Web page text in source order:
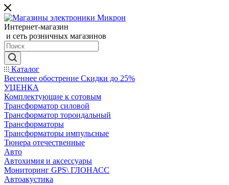
Интернет-магазин
и сеть розничных магазинов
Каталог
Весеннее обострение Скидки до 25%
УЦЕНКА
Комплектующие к сотовым
Трансформатор силовой
Трансформатор тороидальный
Трансформаторы
Трансформаторы импульсные
Тюнера отечественные
Авто
Автохимия и аксессуары
Мониторинг GPS\ ГЛОНАСС
Автоакустика